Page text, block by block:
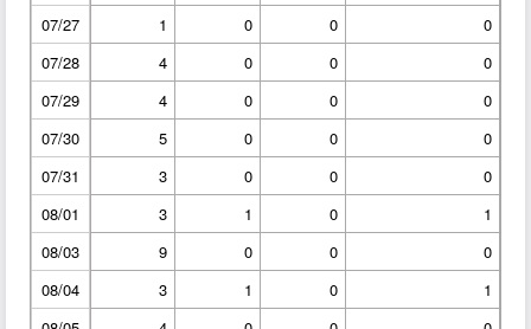
07/27
1 0 0
0
07/28
4 0 0
0
07/29
4 0 0
0
07/30
5 0 0
0
07/31
3 0 0
0
08/01
3 1 0
1
08/03
9 0 0
0
08/04
3 1 0
1